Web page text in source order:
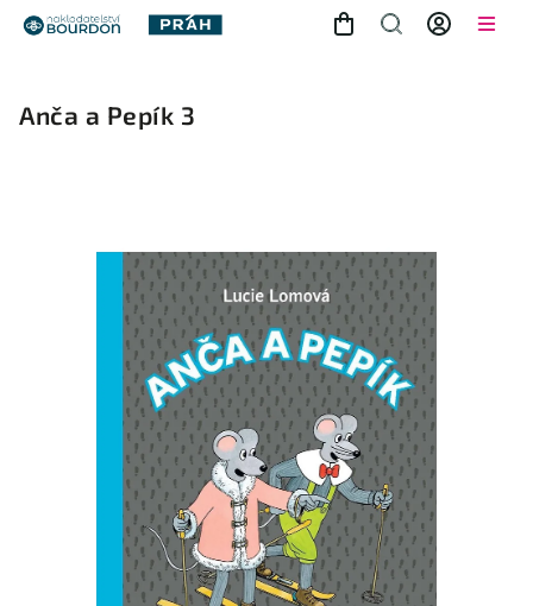
Anča a Pepík 3